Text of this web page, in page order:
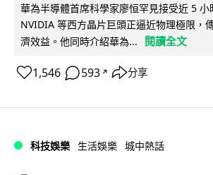
華為半導體首席科學家廖恒罕見接受近 5 小
NVIDIA 等西方晶片巨頭正逼近物理極限，
濟效益。他同時介紹華為...
閱讀全文
1,546 593 ↗ 分享
科技娛樂 生活娛樂 城中熱話